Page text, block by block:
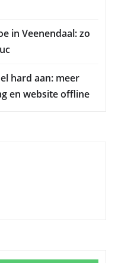
in Veenendaal: zo
hard aan: meer
en website offline